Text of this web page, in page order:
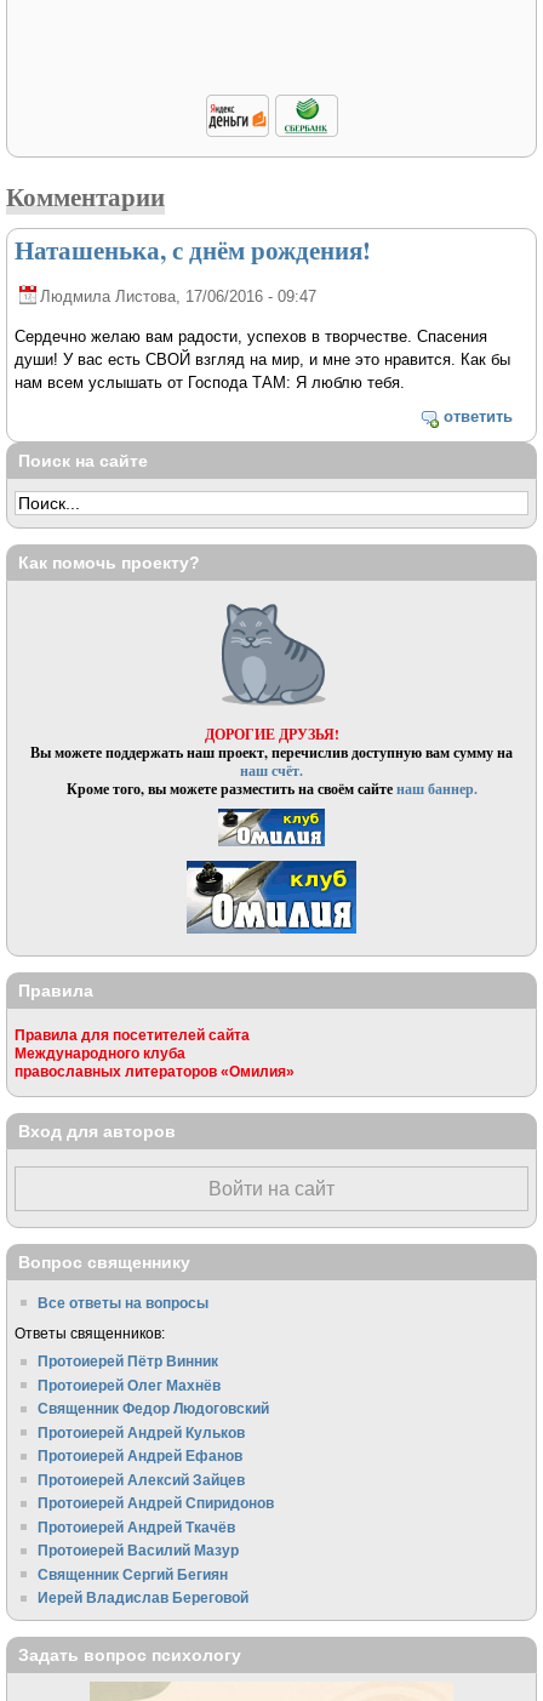
Комментарии
Наташенька, с днём рождения!
Людмила Листова , 17/06/2016 - 09:47
Сердечно желаю вам радости, успехов в творчестве. Спасения
души! У вас есть СВОЙ взгляд на мир, и мне это нравится. Как бы
нам всем услышать от Господа ТАМ: Я люблю тебя.
ответить
Поиск на сайте
Как помочь проекту?
ДОРОГИЕ ДРУЗЬЯ!
Вы можете поддержать наш проект, перечислив доступную вам сумму на
наш счёт.
Кроме того, вы можете разместить на своём сайтенаш баннер.
Правила
Правила для посетителей сайта
Международного клуба
православных литераторов «Омилия»
Вход для авторов
Войти на сайт
Вопрос священнику
Все ответы на вопросы
Ответы священников:
Протоиерей Пётр Винник
Протоиерей Олег Махнёв
Священник Федор Людоговский
Протоиерей Андрей Кульков
Протоиерей Андрей Ефанов
Протоиерей Алексий Зайцев
Протоиерей Андрей Спиридонов
Протоиерей Андрей Ткачёв
Протоиерей Василий Мазур
Священник Сергий Бегиян
Иерей Владислав Береговой
Задать вопрос психологу